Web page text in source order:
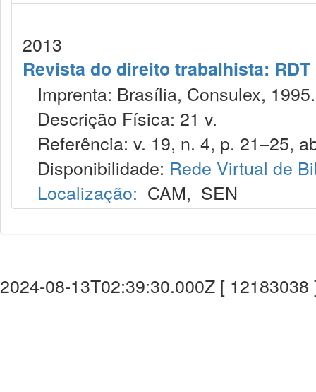
2013
Revista do direito trabalhista: RDT
Imprenta: Brasília, Consulex, 1995.
Descrição Física: 21 v.
Referência: v. 19, n. 4, p. 21–25,
Disponibilidade: Rede Virtual de
Localização: CAM, SEN
2024-08-13T02:39:30.000Z [ 12183038